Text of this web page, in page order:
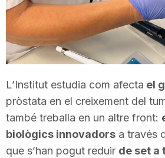
o
n
a
L’Institut estudia com afecta el
pròstata en el creixement del
també treballa en un altre front:
biològics innovadors a través
que s’han pogut reduir de set a